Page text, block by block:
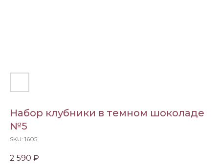
Набор клубники в темном шоколаде
№5
SKU: 1605
2 590 ₽